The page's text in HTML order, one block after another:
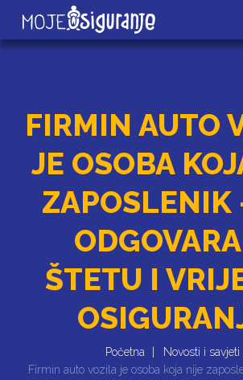
FIRMIN AUTO
JE OSOBA
ZAPOSLENIK
ŠTETU I
Početna
Novosti i savjeti
Firmin auto vozila je osoba koja nije